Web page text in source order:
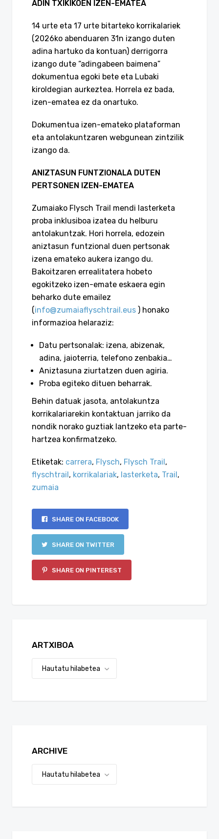
ADIN TXIKIKOEN IZEN-EMATEA
14 urte eta 17 urte bitarteko korrikalariek
(2026ko abenduaren 31n izango duten
adina hartuko da kontuan) derrigorra
izango dute “adingabeen baimena”
dokumentua egoki bete eta Lubaki
kiroldegian aurkeztea. Horrela ez bada,
izen-ematea ez da onartuko.
Dokumentua izen-emateko plataforman
eta antolakuntzaren webgunean zintzilik
izango da.
ANIZTASUN FUNTZIONALA DUTEN
PERTSONEN IZEN-EMATEA
Zumaiako Flysch Trail mendi lasterketa
proba inklusiboa izatea du helburu
antolakuntzak. Hori horrela, edozein
aniztasun funtzional duen pertsonak
izena emateko aukera izango du.
Bakoitzaren errealitatera hobeto
egokitzeko izen-emate eskaera egin
beharko dute emailez
(info@zumaiaflyschtrail.eus ) honako
informazioa helaraziz:
Datu pertsonalak: izena, abizenak,
adina, jaioterria, telefono zenbakia…
Aniztasuna ziurtatzen duen agiria.
Proba egiteko dituen beharrak.
Behin datuak jasota, antolakuntza
korrikalariarekin kontaktuan jarriko da
nondik norako guztiak lantzeko eta parte-
hartzea konfirmatzeko.
Etiketak: carrera, Flysch, Flysch Trail ,
flyschtrail , korrikalariak, lasterketa, Trail ,
zumaia
SHARE ON FACEBOOK
SHARE ON TWITTER
SHARE ON PINTEREST
ARTXIBOA
ARCHIVE